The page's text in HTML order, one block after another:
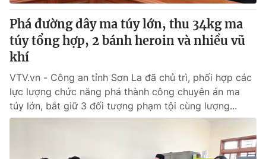
VTV9 VTV8
Liên hệ tòa soạn
THỜI BÁO VTV
Phá đường dây ma túy lớn, thu 34kg ma
túy tổng hợp, 2 bánh heroin và nhiều vũ
khí
VTV.vn - Công an tỉnh Sơn La đã chủ trì, phối hợp các
lực lượng chức năng phá thành công chuyên án ma
túy lớn, bắt giữ 3 đối tượng phạm tội cùng lượng...